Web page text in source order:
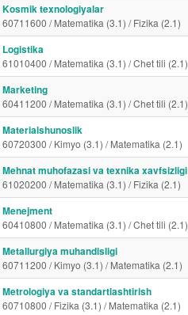
Kosmik texnologiyalar
60711600 / Matematika (3.1) / Fizika (2.1)
Logistika
61010400 / Matematika (3.1) / Chet tili (2.1)
Marketing
60411200 / Matematika (3.1) / Chet tili (2.1)
Materialshunoslik
60720300 / Kimyo (3.1) / Matematika (2.1)
Mehnat muhofazasi va texnika xavfsizligi
61020200 / Matematika (3.1) / Fizika (2.1)
Menejment
60410800 / Matematika (3.1) / Chet tili (2.1)
Metallurgiya muhandisligi
60711200 / Kimyo (3.1) / Matematika (2.1)
Metrologiya va standartlashtirish
60710800 / Fizika (3.1) / Matematika (2.1)